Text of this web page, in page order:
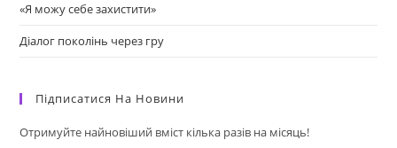
«Я можу себе захистити»
Діалог поколінь через гру
Підписатися На Новини
Отримуйте найновіший вміст кілька разів на місяць!